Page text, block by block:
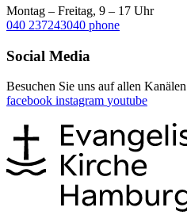
Montag – Freitag, 9 – 17 Uhr
040 237243040 phone
Social Media
Besuchen Sie uns auf allen Kanälen
facebook instagram youtube